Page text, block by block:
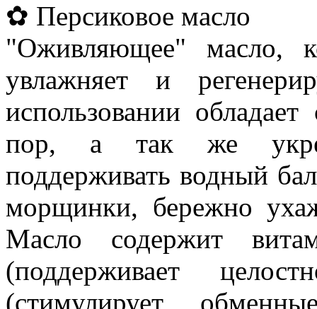
✿ Персиковое масло
"Оживляющее" масло,
увлажняет и
использовании
пор, а так же
поддерживать водный
морщинки, бережно
Масло содержит
(поддерживает
(стимулирует